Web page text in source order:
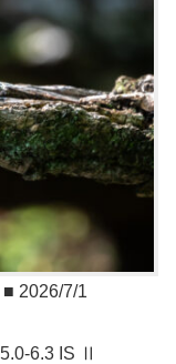
2026/7/1
6.3 IS Ⅱ